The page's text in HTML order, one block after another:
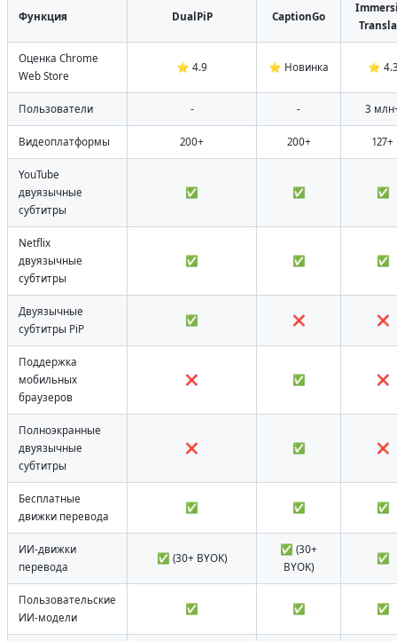
Функция DualPiP CaptionGo
Оценка Chrome
Web Store
⭐ 4.9 ⭐ Новинка ⭐
Пользователи - - 3
Видеоплатформы 200+ 200+ 127+
YouTube
двуязычные
субтитры
✅ ✅ ✅
Netflix
двуязычные
субтитры
✅ ✅ ✅
Двуязычные
субтитры PiP
✅ ❌ ❌
Поддержка
мобильных
браузеров
❌ ✅ ❌
Полноэкранные
двуязычные
субтитры
❌ ✅ ❌
Бесплатные
движки перевода
✅ ✅ ✅
ИИ-движки
перевода
✅ (30+ BYOK)
✅ (30+
BYOK)
✅
Пользовательские
ИИ-модели
✅ ✅ ✅